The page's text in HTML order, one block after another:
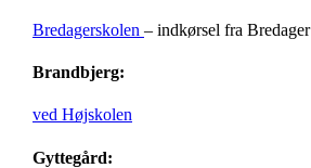
Bredagerskolen – indkørsel fra Bredager
Brandbjerg:
ved Højskolen
Gyttegård: